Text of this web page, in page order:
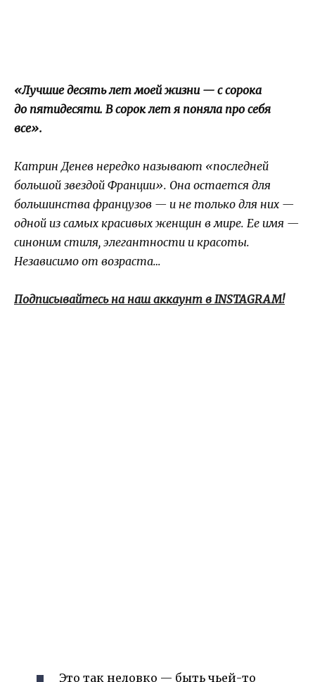
«Лучшие десять лет моей жизни — с сорока
до пятидесяти. В сорок лет я поняла про себя
все».
Катрин Денев нередко называют «последней
большой звездой Франции». Она остается для
большинства французов — и не только для них —
одной из самых красивых женщин в мире. Ее имя —
синоним стиля, элегантности и красоты.
Независимо от возраста…
Подписывайтесь на наш аккаунт в INSTAGRAM!
Это так неловко — быть чьей-то